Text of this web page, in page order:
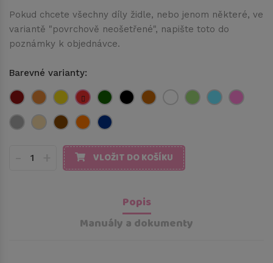
Pokud chcete všechny díly židle, nebo jenom některé, ve
variantě "povrchově neošetřené", napište toto do
poznámky k objednávce.
Barevné varianty:
VLOŽIT DO KOŠÍKU
Popis
Manuály a dokumenty